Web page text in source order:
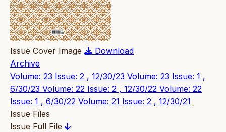
Issue Cover Image
Download
Archive
Volume: 23 Issue: 2 , 12/30/23 Volume: 23 Issue: 1 ,
6/30/23 Volume: 22 Issue: 2 , 12/30/22 Volume: 22
Issue: 1 , 6/30/22 Volume: 21 Issue: 2 , 12/30/21
Issue Files
Issue Full File